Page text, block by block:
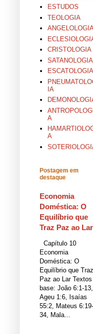
ESTUDOS
TEOLOGIA
CRISTOLOGIA
SATANOLOGIA
ESCATOLOGIA
IA
ANTROPOLOGI
A
A
Postagem em
destaque
Economia
Doméstica: O
Equilíbrio que
Traz Paz ao Lar
Capítulo 10
Economia
Doméstica: O
Equilíbrio que Traz
Paz ao Lar Textos
base: João 6:1-13,
Ageu 1:6, Isaías
55:2, Mateus 6:19-
34, Mala...